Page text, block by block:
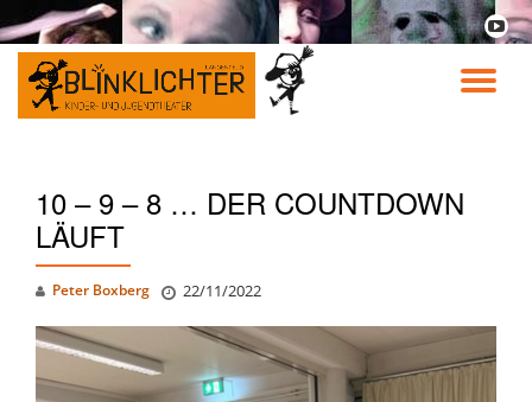
Skip
content
fa-
play
10 – 9 – 8 … DER COUNTDOWN
LÄUFT
Peter Boxberg 22/11/2022